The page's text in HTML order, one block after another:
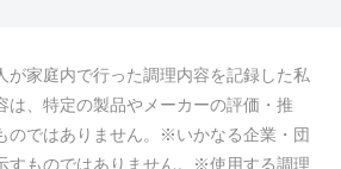
家庭内で行った調理内容を記録した私
、特定の製品やメーカーの評価・推
のではありません。※いかなる企業・団
すものではありません。※使用する調理